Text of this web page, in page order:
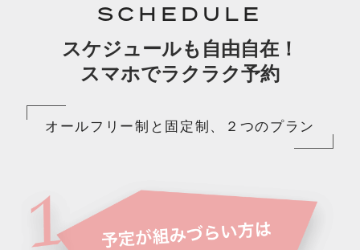
SCHEDULE
スケジュールも自由自在！
スマホでラクラク予約
オールフリー制と固定制、２つのプラン